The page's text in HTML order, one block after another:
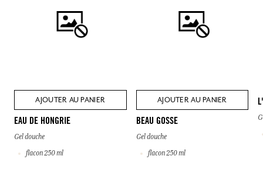
AJOUTER AU PANIER
EAU DE HONGRIE
Gel douche
flacon 250 ml
AJOUTER AU PANIER
BEAU GOSSE
Gel douche
flacon 250 ml